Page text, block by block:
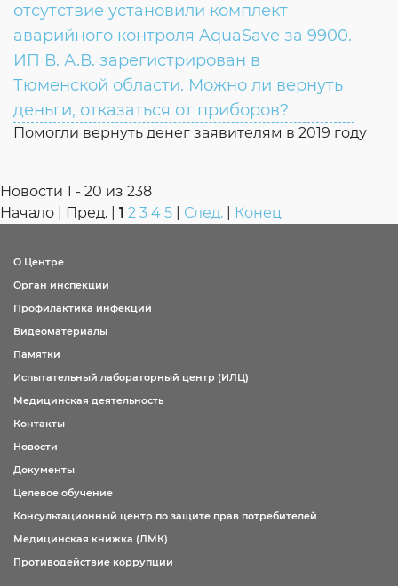
ОТВЕТ:
отсутствие установили комплект
аварийного контроля AquaSave за 9900.
ИП В. А.В. зарегистрирован в
Тюменской области. Можно ли вернуть
деньги, отказаться от приборов?
Помогли вернуть денег заявителям в 2019 году
Новости 1 - 20 из 238
Начало | Пред. | 1 2 3 4 5 След. Конец
О Центре
Орган инспекции
Профилактика инфекций
Видеоматериалы
Памятки
Испытательный лабораторный центр (ИЛЦ)
Медицинская деятельность
Контакты
Новости
Документы
Целевое обучение
Консультационный центр по защите прав потребителей
Медицинская книжка (ЛМК)
Противодействие коррупции